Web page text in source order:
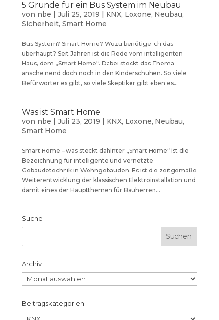
5 Gründe für ein Bus System im Neubau
von nbe | Juli 25, 2019 | KNX, Loxone, Neubau,
Sicherheit, Smart Home
Bus System? Smart Home? Wozu benötige ich das
überhaupt? Seit Jahren ist die Rede vom intelligenten
Haus, dem „Smart Home“. Dabei steckt das Thema
anscheinend doch noch in den Kinderschuhen. So viele
Befürworter es gibt, so viele Skeptiker gibt eben es...
Was ist Smart Home
von nbe | Juli 23, 2019 | KNX, Loxone, Neubau,
Smart Home
Smart Home – was steckt dahinter „Smart Home“ ist die
Bezeichnung für intelligente und vernetzte
Gebäudetechnik in Wohngebäuden. Es ist die zeitgemäße
Weiterentwicklung der klassischen Elektroinstallation und
damit eines der Hauptthemen für Bauherren...
Suche
Archiv
Archiv
Beitragskategorien
Beitragskategorien